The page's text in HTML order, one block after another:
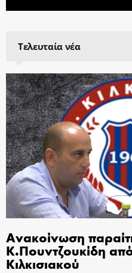
Τελευταία νέα
Ανακοίνωση
Κ.Πουντζουκίδη
Κιλκισιακού